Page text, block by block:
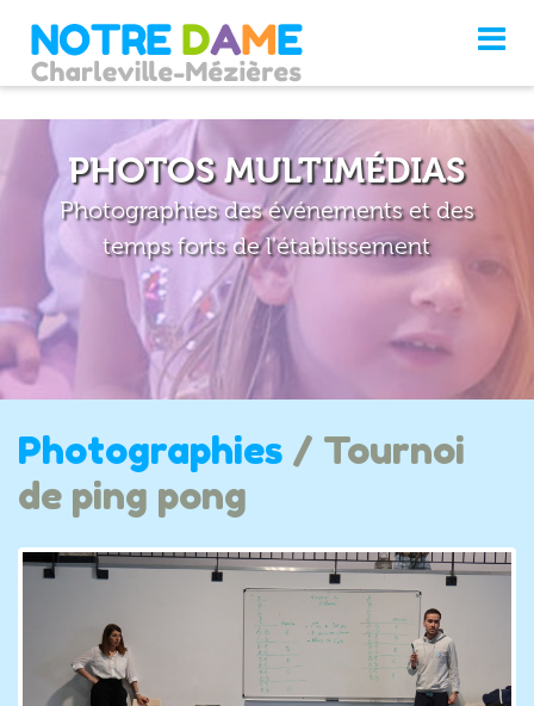
PHOTOS MULTIMÉDIAS
Photographies des événements et des
temps forts de l'établissement
Photographies / Tournoi
de ping pong